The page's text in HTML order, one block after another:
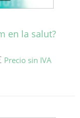
en la salut?
Precio sin IVA